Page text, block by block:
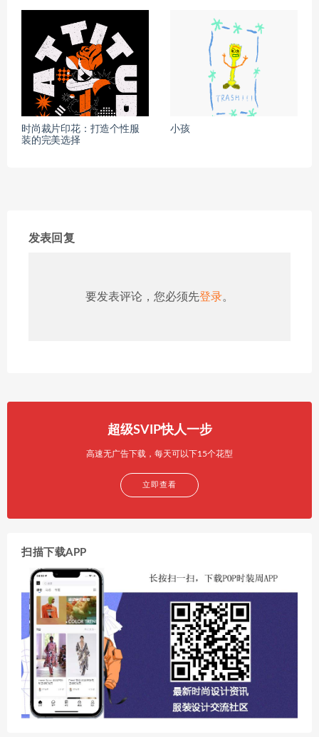
时尚裁片印花：打造个性服
装的完美选择
小孩
发表回复
要发表评论，您必须先登录。
超级SVIP快人一步
高速无广告下载，每天可以下15个花型
立即查看
扫描下载APP